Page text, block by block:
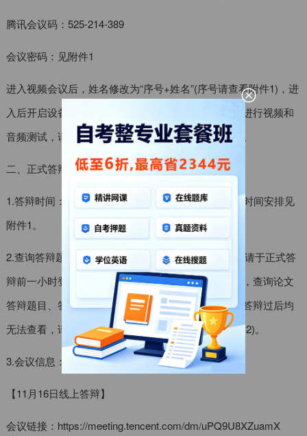
腾讯会议码：525-214-389
会议密码：见附件1
进入视频会议后，姓名修改为“序号+姓名”(序号请查看附件1)，进
入后开启设备视频和音频权限。管理员会逐一与学生进行视频和
音频测试，请等候管理员记录、反馈后再离开会议室。
二、正式答辩安排
1.答辩时间：2025年11月16日，答辩学生名单及具体时间安排见
附件1。
2.查询答辩题目：http://202.121.129.178:85/yz.asp ，请于正式答
辩前一小时登录以此网址，输入个人准考证号和姓名，查询论文
答辩题目、答辩老师。此链接地址限时有效，提前或答辩过后均
无法查看，请将答辩题目复制到答辩记录表上(见附件2)。
3.会议信息：
【11月16日线上答辩】
会议链接：https://meeting.tencent.com/dm/uPQ9U8XZuamX